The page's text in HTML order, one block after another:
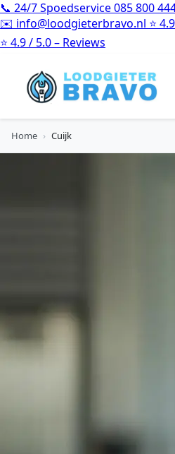
📞 24/7 Spoedservice085 800
✉️ info@loodgieterbravo.nl ⭐
⭐ 4.9 / 5.0 – Reviews
Home › Cuijk